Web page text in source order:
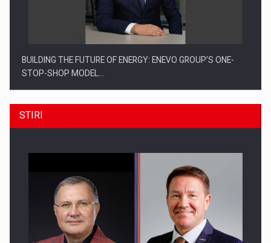
BUILDING THE FUTURE OF ENERGY: ENEVO GROUP’S ONE-
STOP-SHOP MODEL…
ROOTED IN ROMANIA, BUILT TO DELIVER TECHNOLOGY FOR
STIRI